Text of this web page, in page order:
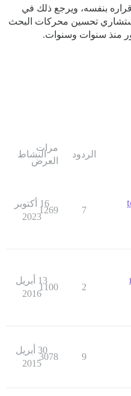
بنفسه، ويرجع ذلك في
تحسين محركات البحث
منذ سنوات وسنوات.
الردود
مرات
العرض
النشاط
7
1269
16 أكتوبر
2023
2
1100
13 أبريل
2016
9
3078
30 أبريل
2015